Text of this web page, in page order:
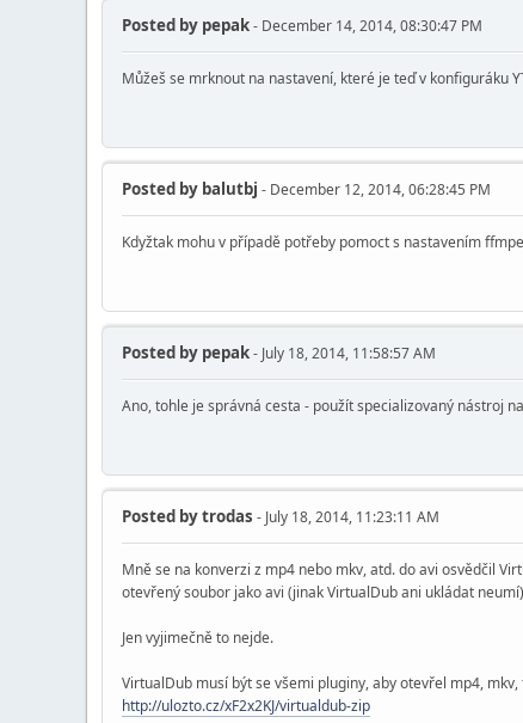
Posted by pepak- December 14, 2014, 08:30:47 PM
Můžeš se mrknout na nastavení, které je teď v konfiguráku
Posted by balutbj - December 12, 2014, 06:28:45 PM
Kdyžtak mohu v případě potřeby pomoct s nastavením
Posted by pepak- July 18, 2014, 11:58:57 AM
Ano, tohle je správná cesta - použít specializovaný nástroj
Posted bytrodas - July 18, 2014, 11:23:11 AM
Mně se na konverzi z mp4 nebo mkv, atd. do avi osvědčil
otevřený soubor jako avi (jinak VirtualDub ani ukládat
Jen vyjimečně to nejde.
VirtualDub musí být se všemi pluginy, aby otevřel mp4,
http://ulozto.cz/xF2x2KJ/virtualdub-zip